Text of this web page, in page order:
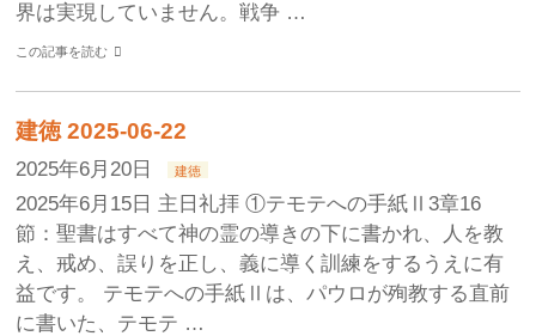
界は実現していません。戦争 …
この記事を読む
建徳 2025-06-22
2025年6月20日 建徳
2025年6月15日 主日礼拝 ①テモテへの手紙Ⅱ3章16
節：聖書はすべて神の霊の導きの下に書かれ、人を教
え、戒め、誤りを正し、義に導く訓練をするうえに有
益です。 テモテへの手紙Ⅱは、パウロが殉教する直前
に書いた、テモテ …